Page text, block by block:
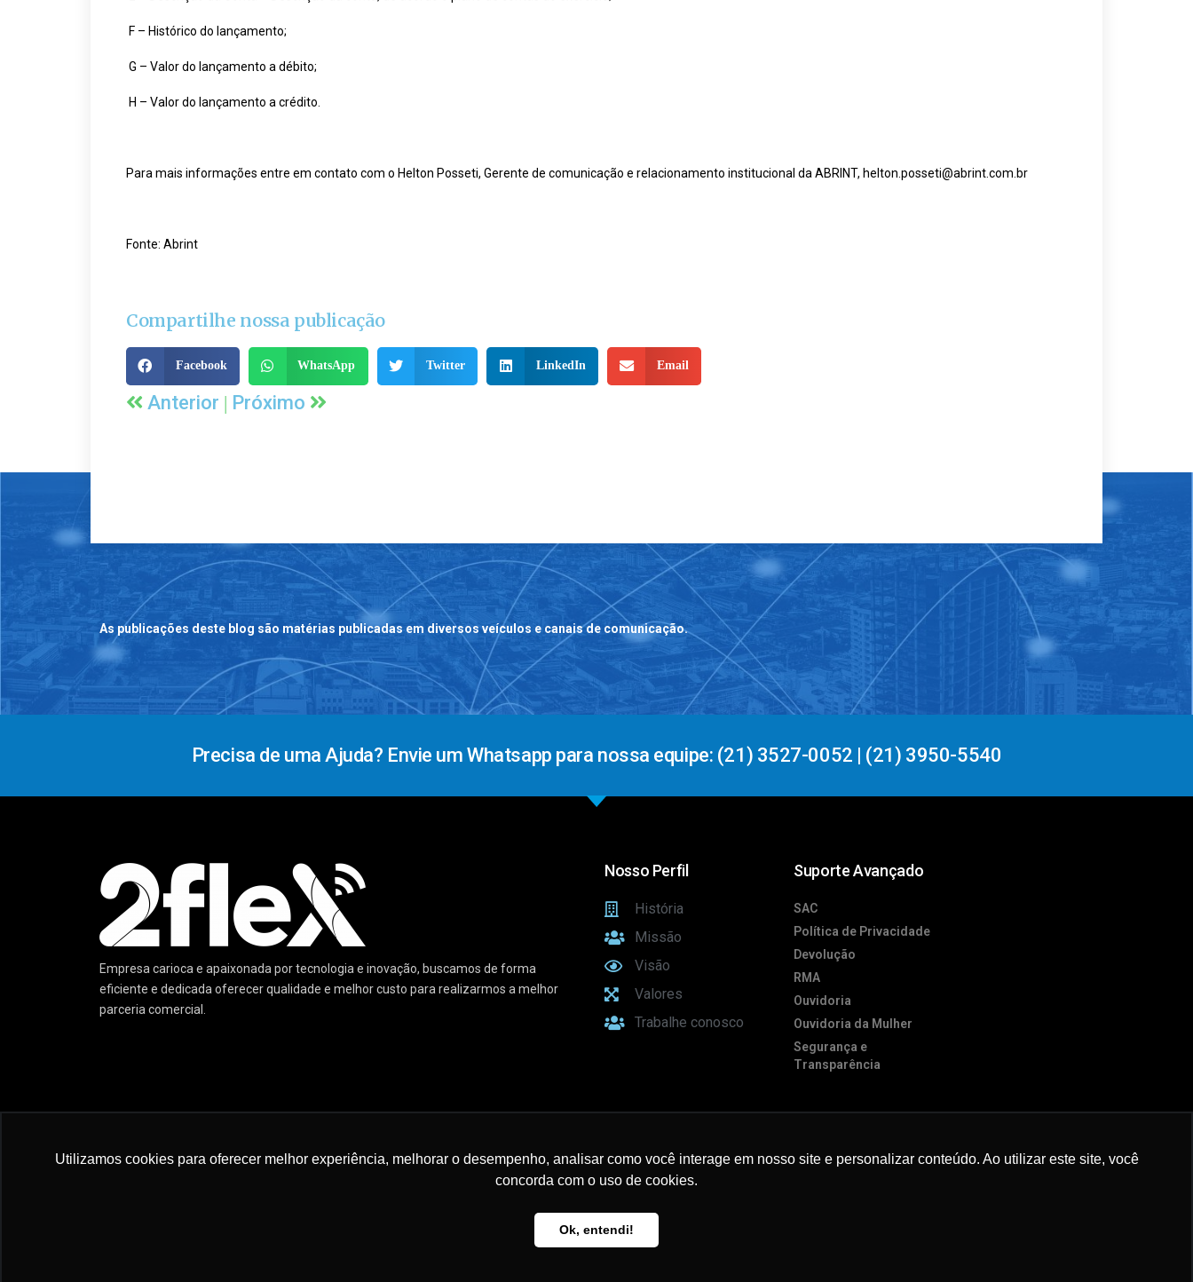
Utilizamos cookies para oferecer melhor experiência, melhorar o desempenho, analisar como você interage em nosso site e personalizar conteúdo. Ao utilizar este site, você
concorda com o uso de cookies.
Ok, entendi!
F – Histórico do lançamento;
G – Valor do lançamento a débito;
H – Valor do lançamento a crédito.
Para mais informações entre em contato com o Helton Posseti, Gerente de comunicação e relacionamento institucional da ABRINT, helton.posseti@abrint.com.br
Fonte: Abrint
Compartilhe nossa publicação
Facebook WhatsApp Twitter LinkedIn Email
Anterior | Próximo
As publicações deste blog são matérias publicadas em diversos veículos e canais de comunicação.
Precisa de uma Ajuda? Envie um Whatsapp para nossa equipe: (21) 3527-0052 | (21) 3950-5540
Empresa carioca e apaixonada por tecnologia e inovação, buscamos de forma
eficiente e dedicada oferecer qualidade e melhor custo para realizarmos a melhor
parceria comercial.
Nosso Perfil
História
Missão
Visão
Valores
Trabalhe conosco
Suporte Avançado
SAC
Política de Privacidade
Devolução
RMA
Ouvidoria
Ouvidoria da Mulher
Segurança e
Transparência
© 2022 :: 2 Flex Telecom :: Excelência em Tecnologia e Conectividade